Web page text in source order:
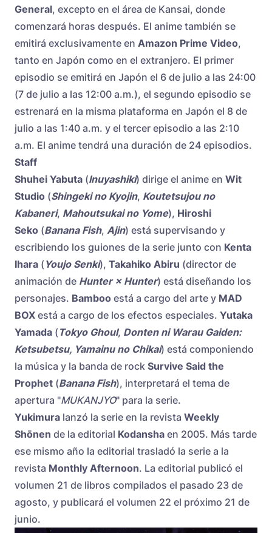
General, excepto en el área de Kansai, donde
comenzará horas después. El anime también se
emitirá exclusivamente en Amazon Prime Video,
tanto en Japón como en el extranjero. El primer
episodio se emitirá en Japón el 6 de julio a las 24:00
(7 de julio a las 12:00 a.m.), el segundo episodio se
estrenará en la misma plataforma en Japón el 8 de
julio a las 1:40 a.m. y el tercer episodio a las 2:10
a.m. El anime tendrá una duración de 24 episodios.
Staff
Shuhei Yabuta (Inuyashiki) dirige el anime en Wit
Studio (Shingeki no Kyojin, Koutetsujou no
Kabaneri, Mahoutsukai no Yome), Hiroshi
Seko (Banana Fish, Ajin) está supervisando y
escribiendo los guiones de la serie junto con Kenta
Ihara ( Youjo Senki), Takahiko Abiru (director de
animación de Hunter × Hunter) está diseñando los
personajes. Bamboo está a cargo del arte y MAD
BOX está a cargo de los efectos especiales. Yutaka
Yamada ( Tokyo Ghoul, Donten ni Warau Gaiden:
Ketsubetsu, Yamainu no Chikai) está componiendo
la música y la banda de rock Survive Said the
Prophet (Banana Fish), interpretará el tema de
apertura "MUKANJYO" para la serie.
Yukimura lanzó la serie en la revista Weekly
Shōnen de la editorial Kodansha en 2005. Más tarde
ese mismo año la editorial trasladó la serie a la
revista Monthly Afternoon. La editorial publicó el
volumen 21 de libros compilados el pasado 23 de
agosto, y publicará el volumen 22 el próximo 21 de
junio.